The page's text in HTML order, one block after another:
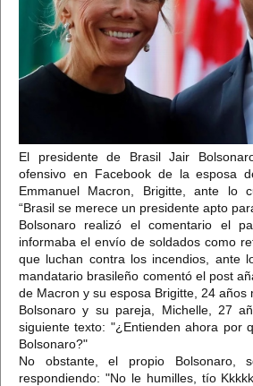
El presidente de Brasil Jair
ofensivo en Facebook de la esposa
Emmanuel Macron, Brigitte, ante lo
“Brasil se merece un presidente apto
Bolsonaro realizó el comentario el
informaba el envío de soldados como
que luchan contra los incendios, ante
mandatario brasileño comentó el post
de Macron y su esposa Brigitte, 24 años
Bolsonaro y su pareja, Michelle, 27
siguiente texto: "¿Entienden ahora por
Bolsonaro?"
No obstante, el propio Bolsonaro,
respondiendo: "No le humilles, tío